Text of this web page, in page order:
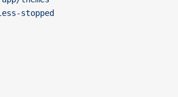
stopped